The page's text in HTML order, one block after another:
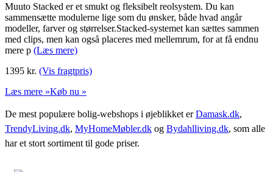
Muuto Stacked er et smukt og fleksibelt reolsystem. Du kan
sammensætte modulerne lige som du ønsker, både hvad angår
modeller, farver og størrelser.Stacked-systemet kan sættes sammen
med clips, men kan også placeres med mellemrum, for at få endnu
mere p (Læs mere)
1395 kr. (Vis fragtpris)
Læs mere »Køb nu »
De mest populære bolig-webshops i øjeblikket erDamask.dk,
TrendyLiving.dk, MyHomeMøbler.dk og Bydahlliving.dk, som alle
har et stort sortiment til gode priser.